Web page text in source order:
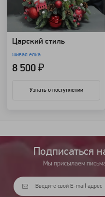
Царский стиль
живая елка
8 500 ₽
Узнать о поступлении
Подписаться
Мы присылаем